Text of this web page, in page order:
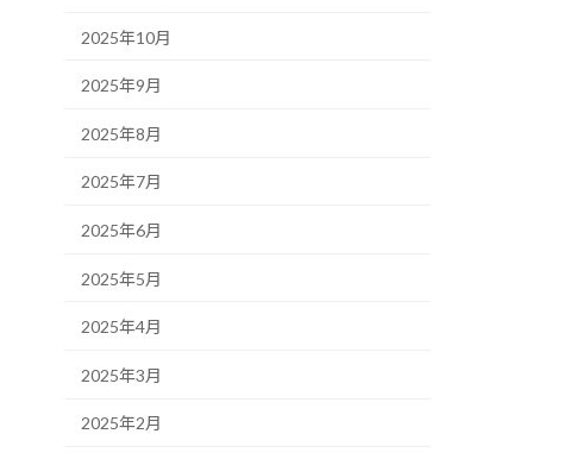
2025年10月
2025年9月
2025年8月
2025年7月
2025年6月
2025年5月
2025年4月
2025年3月
2025年2月